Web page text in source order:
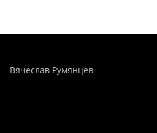
Вячеслав Румянцев